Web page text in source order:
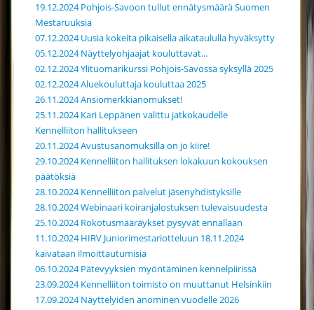
19.12.2024 Pohjois-Savoon tullut ennätysmäärä Suomen
Mestaruuksia
07.12.2024 Uusia kokeita pikaisella aikataululla hyväksytty
05.12.2024 Näyttelyohjaajat kouluttavat...
02.12.2024 Ylituomarikurssi Pohjois-Savossa syksyllä 2025
02.12.2024 Aluekouluttaja kouluttaa 2025
26.11.2024 Ansiomerkkianomukset!
25.11.2024 Kari Leppänen valittu jatkokaudelle
Kennelliiton hallitukseen
20.11.2024 Avustusanomuksilla on jo kiire!
29.10.2024 Kennelliiton hallituksen lokakuun kokouksen
päätöksiä
28.10.2024 Kennelliiton palvelut jäsenyhdistyksille
28.10.2024 Webinaari koiranjalostuksen tulevaisuudesta
25.10.2024 Rokotusmääräykset pysyvät ennallaan
11.10.2024 HIRV Juniorimestariotteluun 18.11.2024
kaivataan ilmoittautumisia
06.10.2024 Pätevyyksien myöntäminen kennelpiirissä
23.09.2024 Kennelliiton toimisto on muuttanut Helsinkiin
17.09.2024 Näyttelyiden anominen vuodelle 2026